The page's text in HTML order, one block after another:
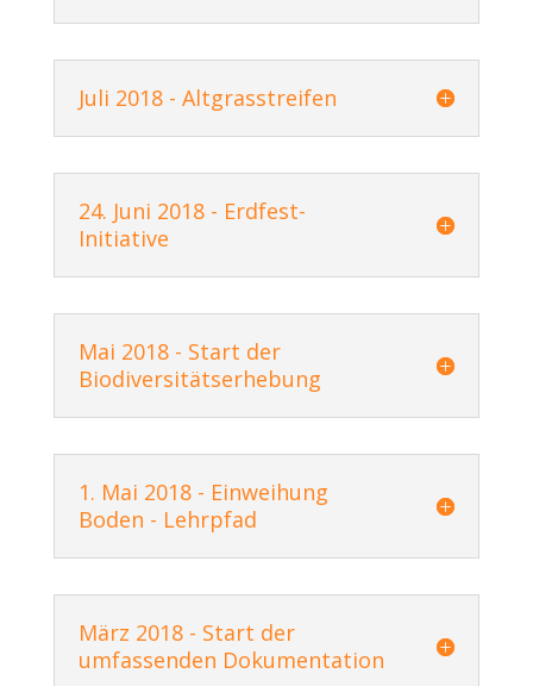
Juli 2018 - Altgrasstreifen
24. Juni 2018 - Erdfest-
Initiative
Mai 2018 - Start der
Biodiversitätserhebung
1. Mai 2018 - Einweihung
Boden - Lehrpfad
März 2018 - Start der
umfassenden Dokumentation